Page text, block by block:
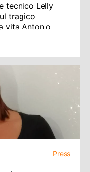
tecnico Lelly
tragico
vita Antonio
Press